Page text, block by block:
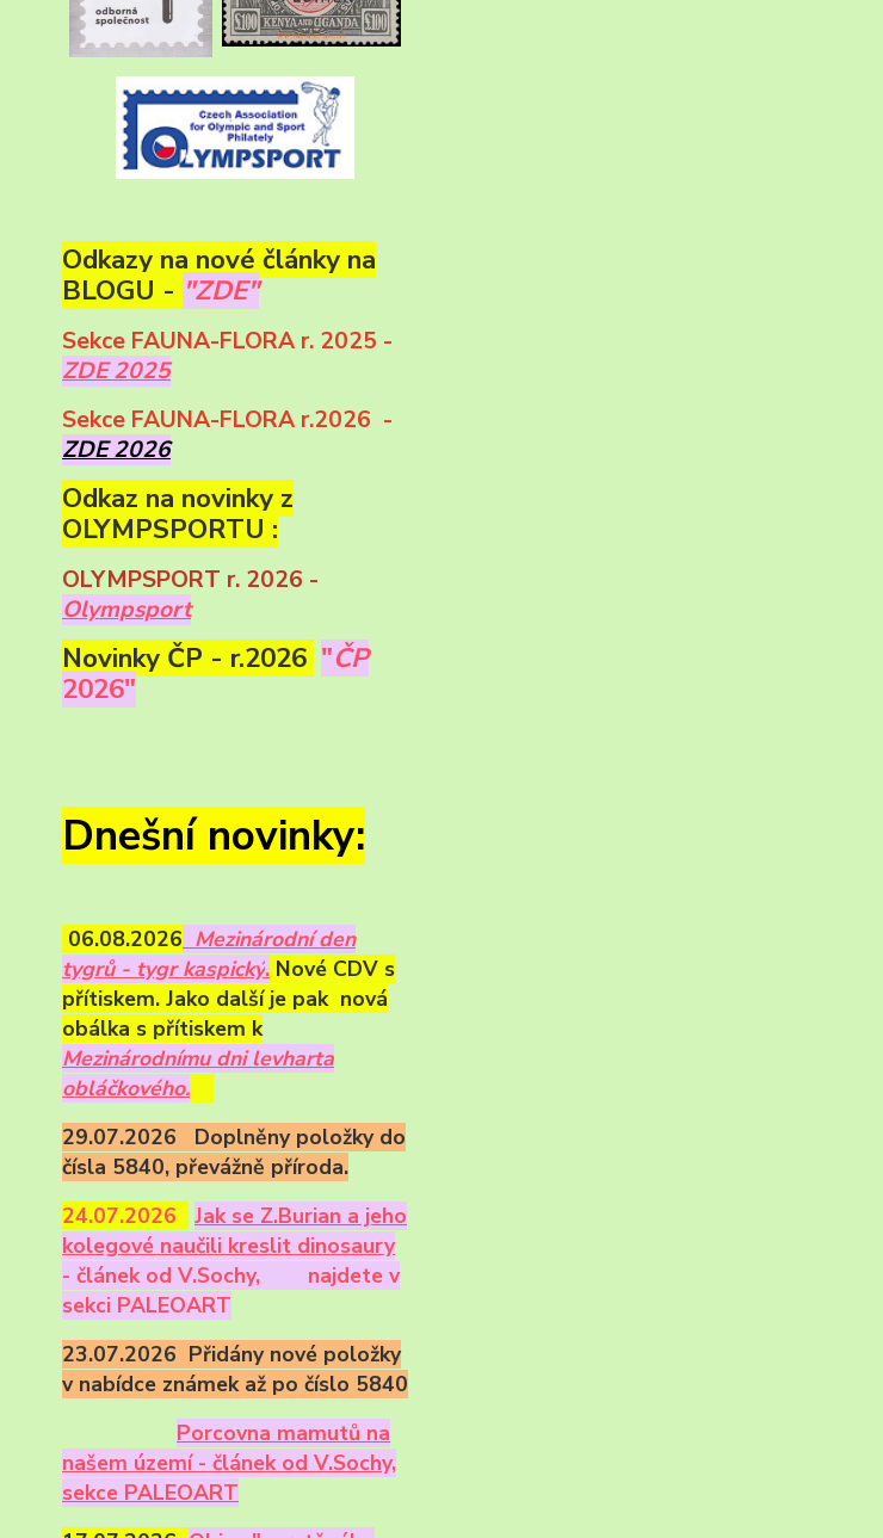
Odkazy na nové články na
BLOGU - "ZDE"
Sekce FAUNA-FLORA r. 2025 -
ZDE 2025
Sekce FAUNA-FLORA r.2026 -
ZDE 2026
Odkaz na novinky z
OLYMPSPORTU :
OLYMPSPORT r. 2026 -
Olympsport
Novinky ČP - r.2026 "ČP
2026"
Dnešní novinky:
06.08.2026 Mezinárodní den
tygrů - tygr kaspický. Nové CDV s
přítiskem. Jako další je pak nová
obálka s přítiskem k
Mezinárodnímu dni levharta
obláčkového.
29.07.2026 Doplněny položky do
čísla 5840, převážně příroda.
24.07.2026
Jak se Z.Burian a jeho
kolegové naučili kreslit dinosaury
- článek od V.Sochy,
najdete v
sekci PALEOART
23.07.2026 Přidány nové položky
v nabídce známek až po číslo 5840
Porcovna mamutů na
našem území - článek od V.Sochy,
sekce PALEOART